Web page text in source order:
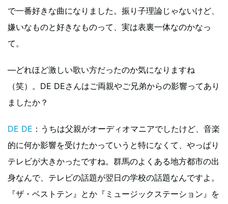
で一番好きな曲になりました。振り子理論じゃないけど、
嫌いなものと好きなものって、実は表裏一体なのかなっ
て。
―どれほど激しい歌い方だったのか気になりますね
（笑）。DE DEさんはご両親やご兄弟からの影響ってあり
ましたか？
DE DE ：うちは父親がオーディオマニアでしたけど、音楽
的に何か影響を受けたかっていうと特になくて、やっぱり
テレビが大きかったですね。群馬のよくある地方都市の出
身なんで、テレビの話題が翌日の学校の話題なんですよ。
『ザ・ベストテン』とか『ミュージックステーション』を